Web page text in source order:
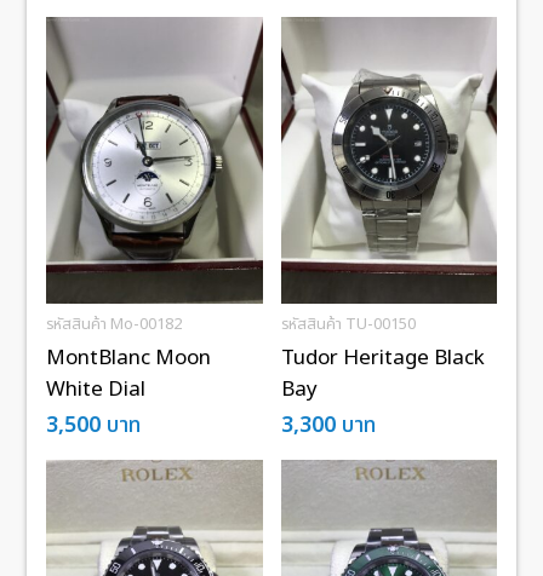
รหัสสินค้า Mo-00182
MontBlanc Moon
White Dial
3,500 บาท
รหัสสินค้า TU-00150
Tudor Heritage Black
Bay
3,300 บาท